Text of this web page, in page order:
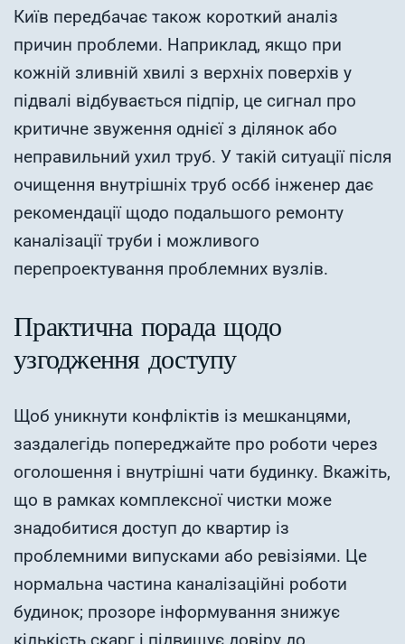
Київ передбачає також короткий аналіз
причин проблеми. Наприклад, якщо при
кожній зливній хвилі з верхніх поверхів у
підвалі відбувається підпір, це сигнал про
критичне звуження однієї з ділянок або
неправильний ухил труб. У такій ситуації після
очищення внутрішніх труб осбб інженер дає
рекомендації щодо подальшого ремонту
каналізації труби і можливого
перепроектування проблемних вузлів.
Практична порада щодо
узгодження доступу
Щоб уникнути конфліктів із мешканцями,
заздалегідь попереджайте про роботи через
оголошення і внутрішні чати будинку. Вкажіть,
що в рамках комплексної чистки може
знадобитися доступ до квартир із
проблемними випусками або ревізіями. Це
нормальна частина каналізаційні роботи
будинок; прозоре інформування знижує